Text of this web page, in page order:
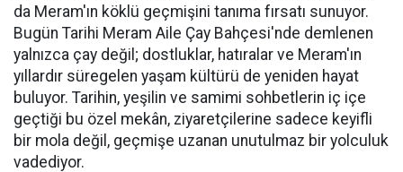
da Meram'ın köklü geçmişini tanıma fırsatı sunuyor.
Bugün Tarihi Meram Aile Çay Bahçesi'nde demlenen
yalnızca çay değil; dostluklar, hatıralar ve Meram'ın
yıllardır süregelen yaşam kültürü de yeniden hayat
buluyor. Tarihin, yeşilin ve samimi sohbetlerin iç içe
geçtiği bu özel mekân, ziyaretçilerine sadece keyifli
bir mola değil, geçmişe uzanan unutulmaz bir yolculuk
vadediyor.